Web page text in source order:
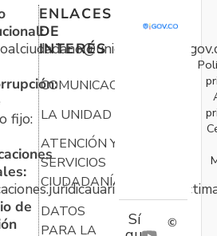
fijo:
de
ENLACES
DE
INTERÉS
COMUNICACIONES
LA UNIDAD
ATENCIÓN Y
SERVICIOS
CIUDADANÍA
DATOS
PARA LA
Sí
©